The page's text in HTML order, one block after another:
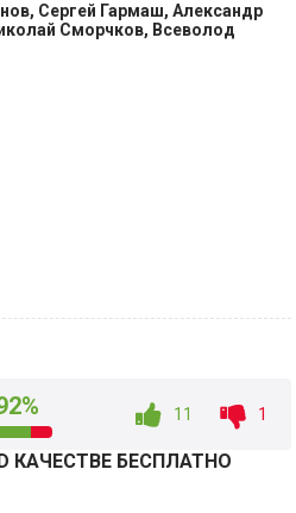
Сергей Гармаш, Александр
Сморчков, Всеволод
11 1
КАЧЕСТВЕ БЕСПЛАТНО